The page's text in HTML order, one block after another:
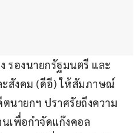
รองนายกรัฐมนตรี และ
ะสังคม (ดีอี) ให้สัมภาษณ์
ายกฯ ปราศรัยถึงความ
เพื่อกำจัดแก๊งคอล